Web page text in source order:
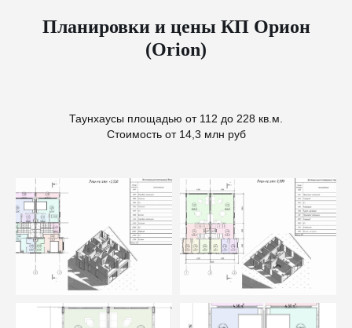
Планировки и цены КП Орион
(Orion)
Таунхаусы площадью от 112 до 228 кв.м.
Стоимость от 14,3 млн руб